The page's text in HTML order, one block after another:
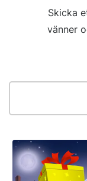
Skicka
vänner